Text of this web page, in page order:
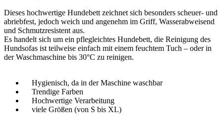
Dieses hochwertige Hundebett zeichnet sich besonders scheuer- und
abriebfest, jedoch weich und angenehm im Griff, Wasserabweisend
und Schmutzresistent aus.
Es handelt sich um ein pflegleichtes Hundebett, die Reinigung des
Hundsofas ist teilweise einfach mit einem feuchtem Tuch – oder in
der Waschmaschine bis 30°C zu reinigen.
Hygienisch, da in der Maschine waschbar
Trendige Farben
Hochwertige Verarbeitung
viele Größen (von S bis XL)